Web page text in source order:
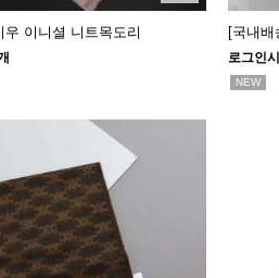
우 이니셜 니트목도리 [국내
로그인
NEW